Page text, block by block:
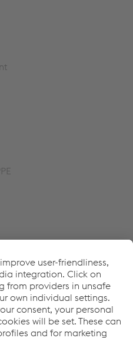
PDF | 5,95 MB
MB
contents in the